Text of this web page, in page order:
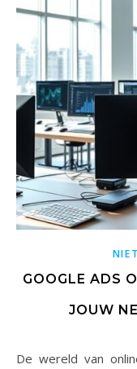
GOOGLE ADS
JOUW
De wereld van online marketing is continu in beweging,